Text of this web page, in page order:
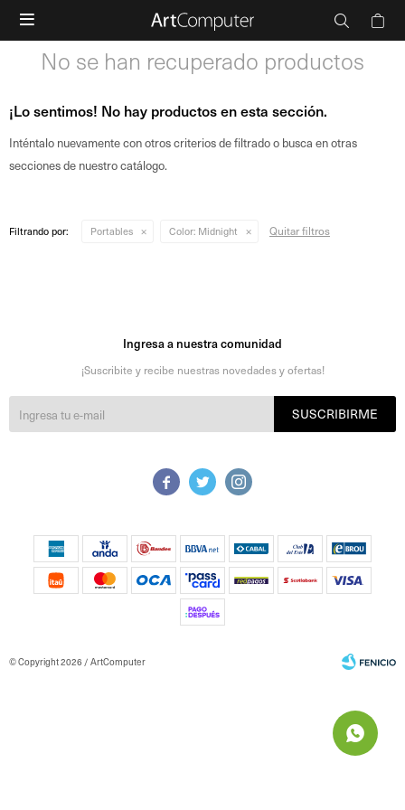

No se han recuperado productos
¡Lo sentimos! No hay productos en esta sección.
Inténtalo nuevamente con otros criterios de filtrado o busca en otras
secciones de nuestro catálogo.
Filtrando por: Portables Color: Midnight Quitar filtros
  
Ingresa a nuestra comunidad
¡Suscribite y recibe nuestras novedades y ofertas!
SUSCRIBIRME
© Copyright 2026 / ArtComputer